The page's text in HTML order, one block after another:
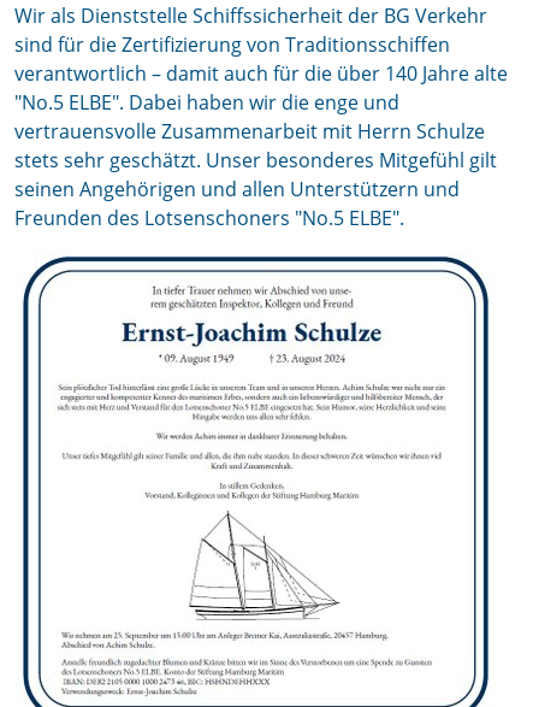
Wir als Dienststelle Schiffssicherheit der BG Verkehr
sind für die Zertifizierung von Traditionsschiffen
verantwortlich – damit auch für die über 140 Jahre alte
"No.5 ELBE". Dabei haben wir die enge und
vertrauensvolle Zusammenarbeit mit Herrn Schulze
stets sehr geschätzt. Unser besonderes Mitgefühl gilt
seinen Angehörigen und allen Unterstützern und
Freunden des Lotsenschoners "No.5 ELBE".